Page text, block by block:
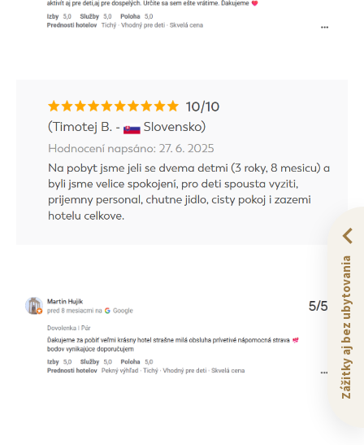
Zážitky aj bez ubytovania